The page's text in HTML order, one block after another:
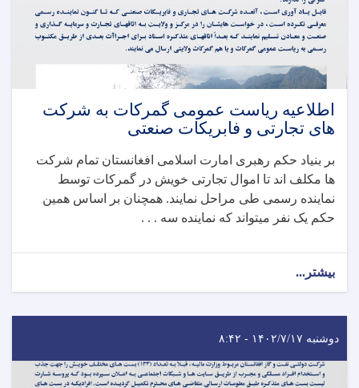
اطلاعیه ریاست عمومی گمرکات به شرکت
های تجارتی و فابریکات صنعتی
بر بنیاد حکم رهبری امارت اسلامی افغانستان تمام شرکت
ها مکلف اند تا اموال تجارتی خویش در گمرکات توسط
نماینده رسمی طی مراحل نمایند. همچنان بر اساس همین
حکم یک نفر میتواند که نماینده سه . . .
بیشتر...
دوشنبه ۱۴۰۲/۷/۱۷ - ۸:۴۲